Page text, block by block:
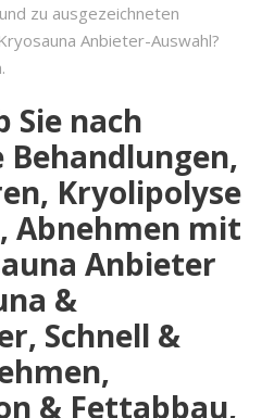
zu ausgezeichneten
Anbieter-Auswahl?
Sie nach
Behandlungen,
Kryolipolyse
Abnehmen mit
Anbieter
&
Schnell &
& Fettabbau,